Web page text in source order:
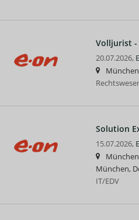
Volljurist -
20.07.2026,
Solution
15.07.2026,
München,
IT/EDV